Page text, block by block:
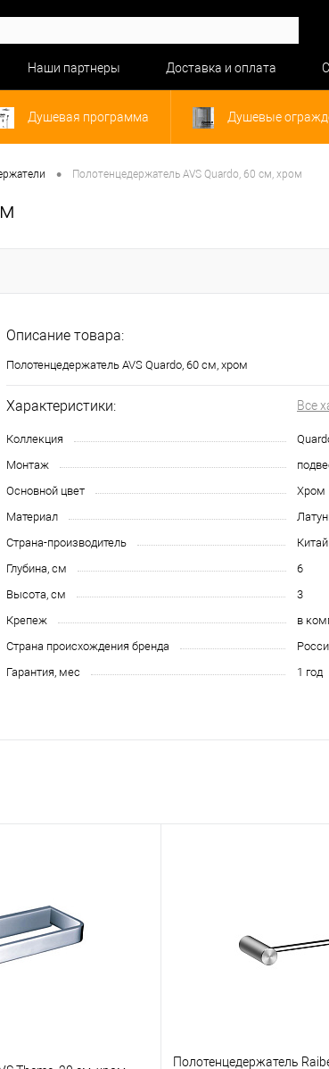
Наши партнеры Доставка и оплата
Душевая программа Душевые
• Полотенцедержатель AVS Quardo, 60 см, хром
Описание товара:
Полотенцедержатель AVS Quardo, 60 см, хром
Характеристики: Все
Коллекция
Монтаж
Основной цвет
Хром
Материал
Страна-производитель
Китай
Глубина, см
6
Высота, см
3
Крепеж
в
Страна происхождения бренда
Гарантия, мес
1 год
Полотенцедержатель